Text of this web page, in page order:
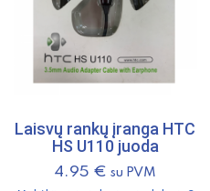
Laisvų rankų įranga HTC
HS U110 juoda
4.95 € su PVM